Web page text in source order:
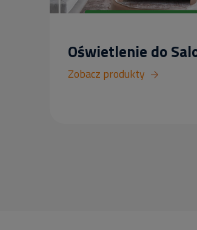
Oświetlenie do
Zobacz produkty